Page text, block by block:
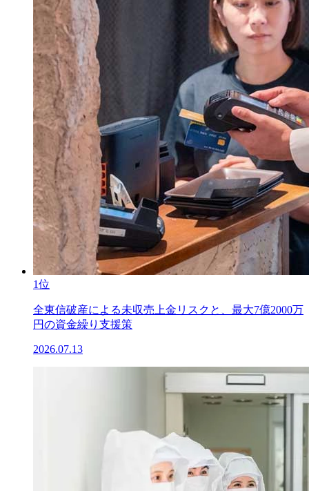
1位
全東信破産による未収売上金リスクと、最大7億2000万
円の資金繰り支援策
2026.07.13